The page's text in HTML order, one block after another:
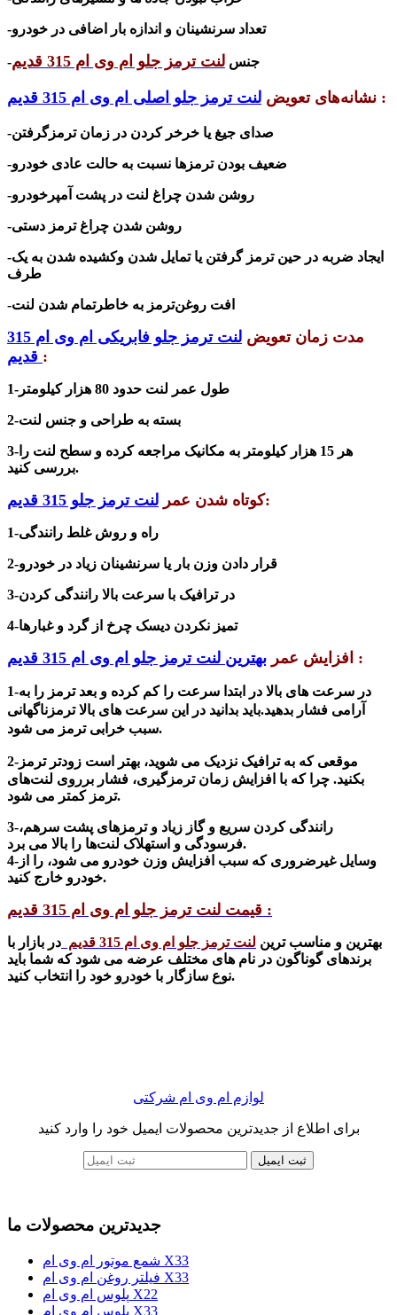
-تعداد سرنشینان و اندازه بار اضافی در خودرو
-جنس لنت ترمز جلو ام وی ام 315 قدیم
نشانه‌های تعویض لنت ترمز جلو اصلی ام وی ام 315 قدیم :
-صدای جیغ یا خر‌خر کردن در زمان ترمز‌گرفتن
-ضعیف بودن ترمز‌ها نسبت به حالت عادی خودرو
-روشن شدن چراغ لنت در پشت آمپرخودرو
-روشن شدن چراغ ترمز دستی
-ایجاد ضربه در حین ترمز‌ گرفتن یا تمایل شدن وکشیده شدن به یک
طرف
-افت روغن‌ترمز به خاطرتمام شدن لنت
مدت زمان تعویض
لنت ترمز جلو فابریکی ام وی ام 315
:
1-طول عمر لنت حدود 80 هزار کیلومتر
2-بسته به طراحی و جنس لنت
3- هر 15 هزار کیلومتر به مکانیک مراجعه کرده و سطح لنت را
بررسی کنید.
کوتاه شدن عمر لنت ترمز جلو 315 قدیم :
1-راه و روش غلط رانندگی
2-قرار دادن وزن بار یا سرنشینان زیاد در خودرو
3-در ترافیک با سرعت بالا رانندگی کردن
4-تمیز نکردن دیسک چرخ از گرد و غبارها
افزایش عمر بهترین لنت ترمز جلو ام وی ام 315 قدیم :
1-در سرعت های بالا در ابتدا سرعت را کم کرده و بعد ترمز را به
آرامی فشار بدهید.باید بدانید در این سرعت های بالا ترمزناگهانی
سبب خرابی ترمز می شود.
2-موقعی که به ترافیک نزدیک می شوید، بهتر است زودتر ترمز
بکنید. چرا که با افزایش زمان ترمزگیری، فشار برروی لنت‌های
ترمز کمتر می شود.
3-رانندگی کردن سریع و گاز زیاد و ترمزهای پشت سرهم،
فرسودگی و استهلاک لنت‌ها را بالا می برد.
4-وسایل غیرضروری که سبب افزایش وزن خودرو می شود، را از
خودرو خارج کنید.
قیمت لنت ترمز جلو ام وی ام 315 قدیم :
بهترین و مناسب ترین لنت ترمز جلو ام وی ام 315 قدیم
در بازار با
برندهای گوناگون در نام های مختلف عرضه می شود که شما باید
نوع سازگار با خودرو خود را انتخاب کنید.
لوازم ام وی ام شرکتی
برای اطلاع از جدیدترین محصولات ایمیل خود را وارد کنید
ثبت ایمیل
جدیدترین محصولات ما
شمع موتور ام وی ام X33
فیلتر روغن ام وی ام X33
پلوس ام وی ام X22
پلوس ام وی ام X33